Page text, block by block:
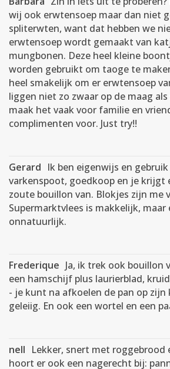
wij ook erwtensoep maar dan niet
spliterwten, want dat hebben we
erwtensoep wordt gemaakt van
mungbonen. Deze heel kleine
worden gebruikt om taoge te
heel smakelijk om er erwtensoep
liggen niet zo zwaar op de maag
maak het vaak voor familie en
complimenten voor. Just try!!
Gerard Ik ben eigenwijs en
varkenspoot, goedkoop en je krijgt
zoute bouillon van. Blokjes zijn me
Supermarktvlees is makkelijk,
onnatuurlijk.
Frederique Ja, ik trek ook bouillon
een hamschijf plus laurierblad,
- je kunt na afkoelen de pan op zijn
geleiig. En ook een wortel en een
nell Lekker, snert met roggebrood
hoort er ook een nagerecht bij: